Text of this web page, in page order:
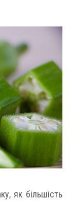
як більшість